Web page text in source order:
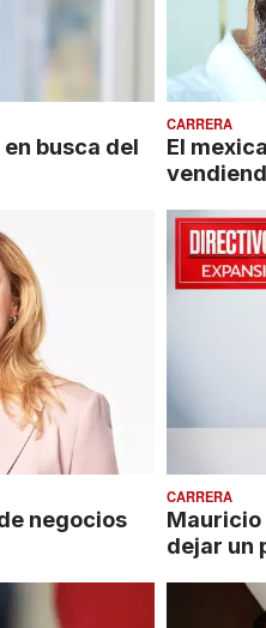
busca del
CARRERA
El
negocios
CARRERA
Mauricio
dejar un